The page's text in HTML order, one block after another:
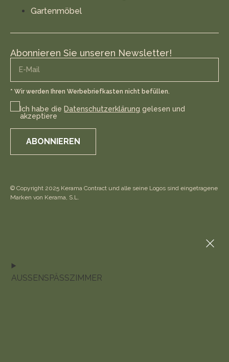
Gartenmöbel
Abonnieren Sie unseren Newsletter!
* Wir werden Ihren Werbebriefkasten nicht befüllen.
Ich habe die Datenschutzerklärung gelesen und
akzeptiere
ABONNIEREN
© Copyright 2025 Kerama Contract und alle seine Logos sind eingetragene
Marken von Kerama, S.L.
AUSSENSPÄSSZIMMER